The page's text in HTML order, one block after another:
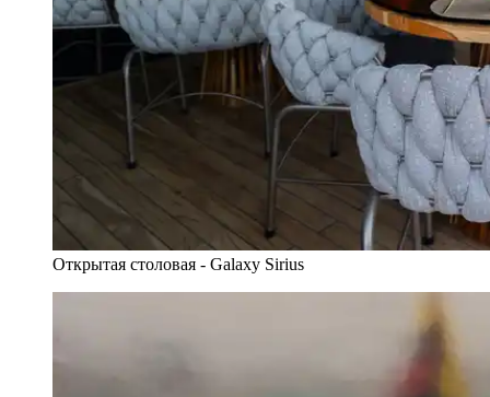
Открытая столовая - Galaxy Sirius